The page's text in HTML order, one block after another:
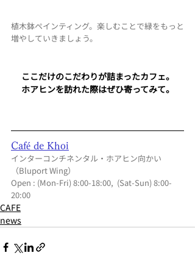
植木鉢ペインティング。楽しむことで緑をもっと
増やしていきましょう。
ここだけのこだわりが詰まったカフェ。
ホアヒンを訪れた際はぜひ寄ってみて。
Café de Khoi
インターコンチネンタル・ホアヒン向かい
（Bluport Wing）
Open : (Mon-Fri) 8:00-18:00,  (Sat-Sun) 8:00-
20:00
CAFE
news